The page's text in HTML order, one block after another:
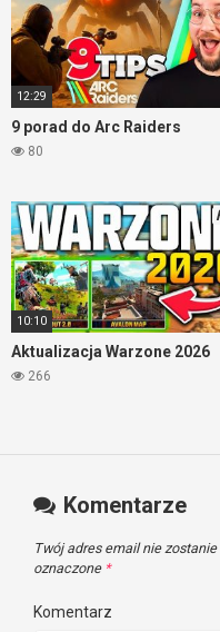
12:29
9 porad do Arc Raiders
80
10:10
Aktualizacja Warzone 2026
266
Komentarze
Twój adres email nie
oznaczone *
Komentarz